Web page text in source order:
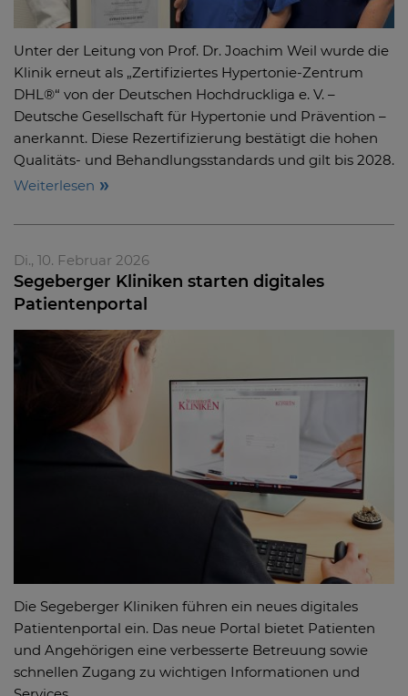
Unter der Leitung von Prof. Dr. Joachim Weil wurde die
Klinik erneut als „Zertifiziertes Hypertonie-Zentrum
DHL®“ von der Deutschen Hochdruckliga e. V. –
Deutsche Gesellschaft für Hypertonie und Prävention –
anerkannt. Diese Rezertifizierung bestätigt die hohen
Qualitäts- und Behandlungsstandards und gilt bis 2028.
Weiterlesen
Di., 10. Februar 2026
Segeberger Kliniken starten digitales
Patientenportal
Die Segeberger Kliniken führen ein neues digitales
Patientenportal ein. Das neue Portal bietet Patienten
und Angehörigen eine verbesserte Betreuung sowie
schnellen Zugang zu wichtigen Informationen und